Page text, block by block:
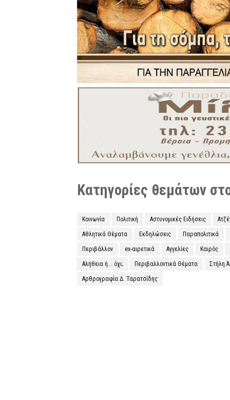
Κατηγορίες θεμάτων
Κοινωνία Πολιτική Αστυνομικές Ειδήσεις
Αθλητικά Θέματα Εκδηλώσεις Παραπολιτικά
Περιβάλλον ex-αιρετικά Αγγελίες Καιρός
Αλήθεια ή... όχι; Περιβαλλοντικά Θέματα Στήλη
Αρθρογραφία Δ. Ταρατσίδης